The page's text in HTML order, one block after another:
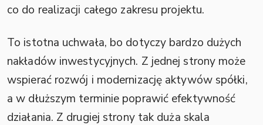
co do realizacji całego zakresu projektu.
To istotna uchwała, bo dotyczy bardzo dużych
nakładów inwestycyjnych. Z jednej strony może
wspierać rozwój i modernizację aktywów spółki,
a w dłuższym terminie poprawić efektywność
działania. Z drugiej strony tak duża skala